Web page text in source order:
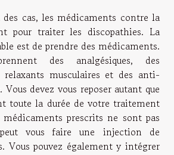
cas, les médicaments contre la
pour traiter les discopathies. La
est de prendre des médicaments.
des analgésiques, des
relaxants musculaires et des anti-
devez vous reposer autant que
toute la durée de votre traitement
prescrits ne sont pas
vous faire une injection de
Vous pouvez également y intégrer